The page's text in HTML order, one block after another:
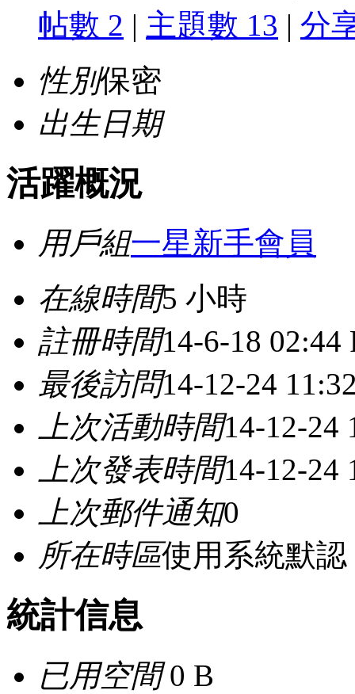
帖數 2 | 主題數 13 | 分
性別保密
出生日期
活躍概況
用戶組一星新手會員
在線時間5 小時
註冊時間14-6-18 02:44
最後訪問14-12-24
上次活動時間14-12-24
上次發表時間14-12-24
上次郵件通知0
所在時區使用系統默認
統計信息
已用空間0 B